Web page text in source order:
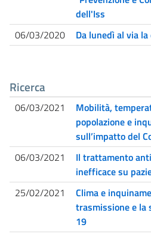
dell'Iss
06/03/2020
Da lunedì al via
Ricerca
06/03/2021
Mobilità,
popolazione e
sull’impatto del
06/03/2021
Il trattamento
inefficace su
25/02/2021
Clima e
trasmissione e la
19